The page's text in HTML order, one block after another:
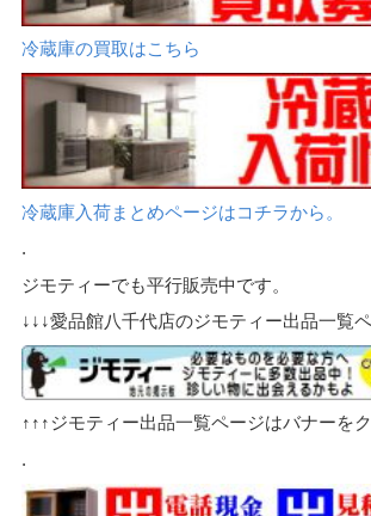
冷蔵庫の買取はこちら
冷蔵庫入荷まとめページはコチラから。
.
ジモティーでも平行販売中です。
↓↓↓愛品館八千代店のジモティー出品一覧
↑↑↑ジモティー出品一覧ページはバナーを
.